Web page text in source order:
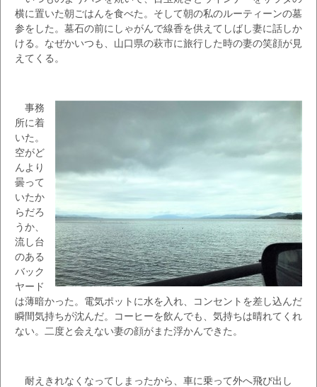
横に置いた朝ごはんを食べた。そして朝の私のルーティーンの墓
参をした。墓石の前にしゃがんで線香を供えてしばし妻に話しか
ける。なぜかいつも、山口県の萩市に旅行した時の妻の笑顔が見
えてくる。
事務
所に着
いた。
空がど
んより
曇って
いたか
らだろ
うか、
流し台
のある
バック
ヤード
は薄暗かった。電気ポットに水を入れ、コンセントを差し込んだ
瞬間気持ちが沈んだ。コーヒーを飲んでも、気持ちは晴れてくれ
ない。二度と会えない妻の顔がまた浮かんできた。
耐えきれなくなってしまったから、車に乗って外へ飛び出し